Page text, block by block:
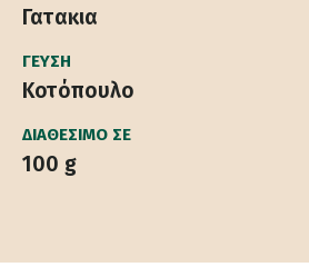
Γατακια
ΓΕΎΣΗ
Κοτόπουλο
ΔΙΑΘΈΣΙΜΟ ΣΕ
100 g